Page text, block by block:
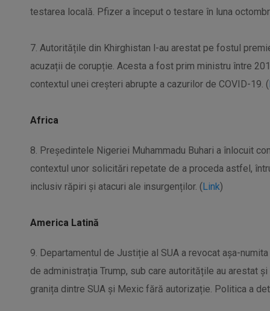
testarea locală. Pfizer a început o testare în luna
7. Autoritățile din Khirghistan l-au arestat pe fostul
acuzații de corupție. Acesta a fost prim ministru între
contextul unei creșteri abrupte a cazurilor de COVID-19. (
Africa
8. Președintele Nigeriei Muhammadu Buhari a înlocuit
contextul unor solicitări repetate de a proceda astfel,
inclusiv răpiri și atacuri ale insurgenților. (Link)
America Latină
9. Departamentul de Justiție al SUA a revocat așa-
de administrația Trump, sub care autoritățile au arestat
granița dintre SUA și Mexic fără autorizație. Politica a